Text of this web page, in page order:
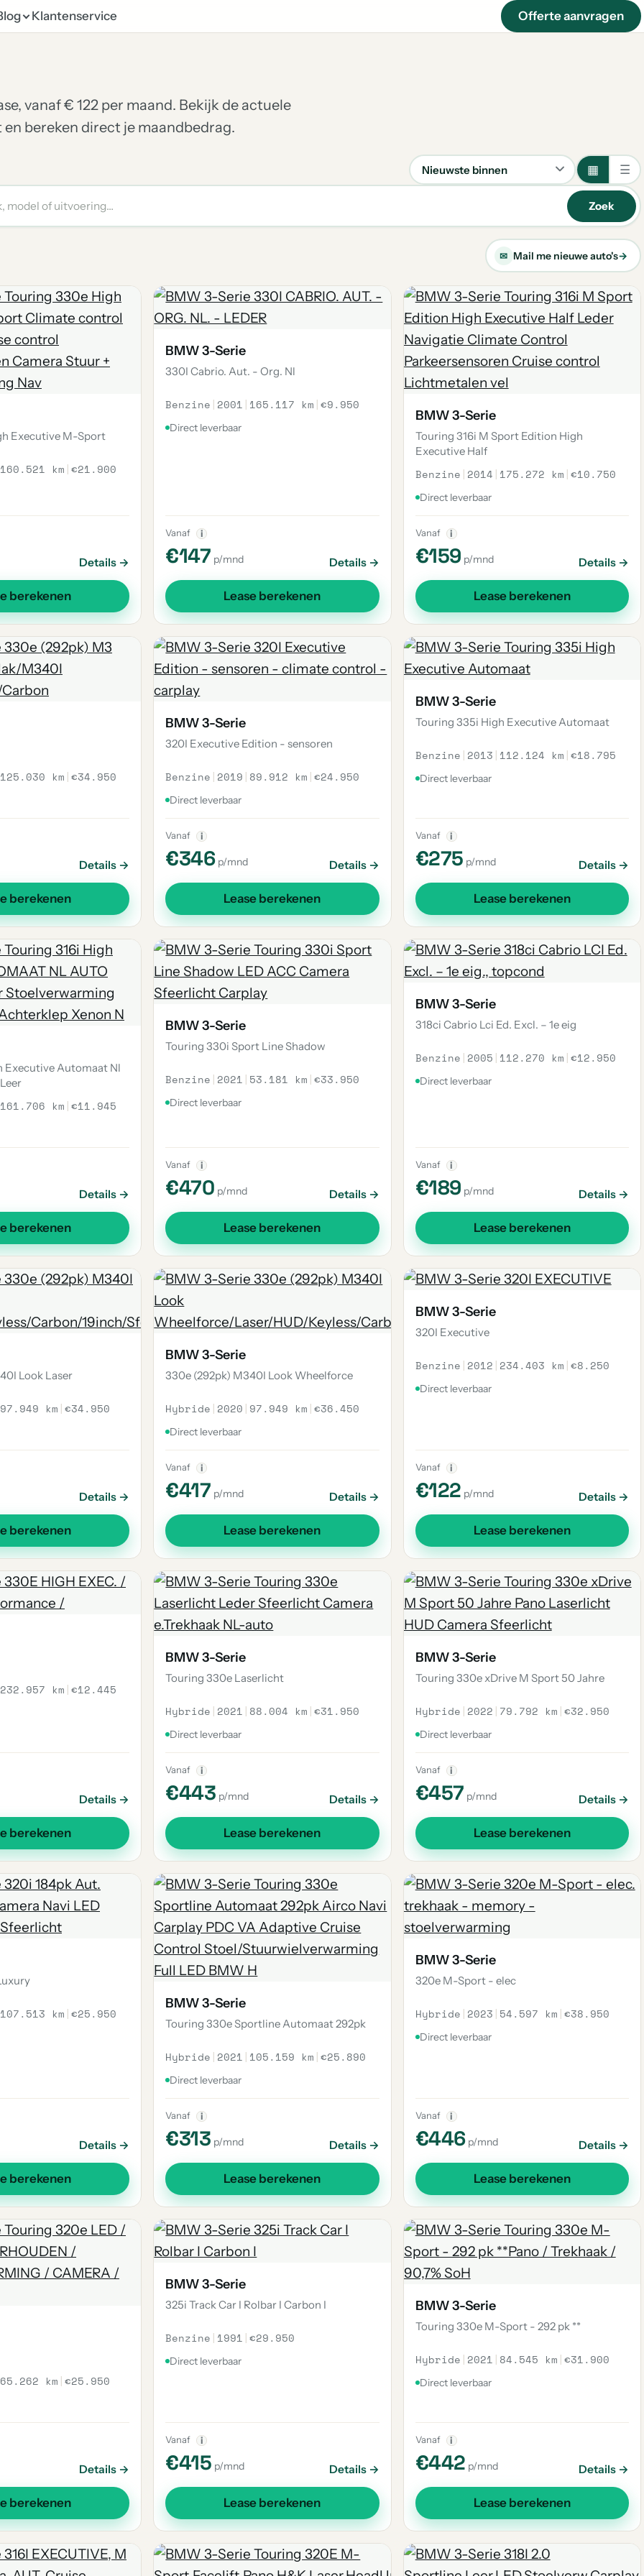
Klantenservice Offerte aanvragen
vanaf € 122 per maand. Bekijk de actuele
bereken direct je maandbedrag.
Sorteren
▦ ☰
Zoek
✉ Mail me nieuwe auto's→
Executive M-Sport
160.521 km |€21.900
Details →
berekenen
BMW 3-Serie
330I Cabrio. Aut. - Org. Nl
Benzine | 2001 | 165.117 km |€9.950
Direct leverbaar
Vanaf i
€147 p/mnd Details →
Lease berekenen
BMW 3-Serie
Touring 316i M Sport Edition High
Executive Half
Benzine | 2014 | 175.272 km |€10.750
Direct leverbaar
Vanaf i
€159 p/mnd Details →
Lease berekenen
125.030 km |€34.950
Details →
berekenen
BMW 3-Serie
320I Executive Edition - sensoren
Benzine | 2019 | 89.912 km |€24.950
Direct leverbaar
Vanaf i
€346 p/mnd Details →
Lease berekenen
BMW 3-Serie
Touring 335i High Executive Automaat
Benzine | 2013 | 112.124 km |€18.795
Direct leverbaar
Vanaf i
€275 p/mnd Details →
Lease berekenen
Executive Automaat Nl
161.706 km |€11.945
Details →
berekenen
BMW 3-Serie
Touring 330i Sport Line Shadow
Benzine | 2021 | 53.181 km |€33.950
Direct leverbaar
Vanaf i
€470 p/mnd Details →
Lease berekenen
BMW 3-Serie
318ci Cabrio Lci Ed. Excl. – 1e eig
Benzine | 2005 | 112.270 km |€12.950
Direct leverbaar
Vanaf i
€189 p/mnd Details →
Lease berekenen
Look Laser
97.949 km |€34.950
Details →
berekenen
BMW 3-Serie
330e (292pk) M340I Look Wheelforce
Hybride | 2020 | 97.949 km |€36.450
Direct leverbaar
Vanaf i
€417 p/mnd Details →
Lease berekenen
BMW 3-Serie
320I Executive
Benzine | 2012 | 234.403 km |€8.250
Direct leverbaar
Vanaf i
€122 p/mnd Details →
Lease berekenen
232.957 km |€12.445
Details →
berekenen
BMW 3-Serie
Touring 330e Laserlicht
Hybride | 2021 | 88.004 km |€31.950
Direct leverbaar
Vanaf i
€443 p/mnd Details →
Lease berekenen
BMW 3-Serie
Touring 330e xDrive M Sport 50 Jahre
Hybride | 2022 | 79.792 km |€32.950
Direct leverbaar
Vanaf i
€457 p/mnd Details →
Lease berekenen
107.513 km |€25.950
Details →
berekenen
BMW 3-Serie
Touring 330e Sportline Automaat 292pk
Hybride | 2021 | 105.159 km |€25.890
Direct leverbaar
Vanaf i
€313 p/mnd Details →
Lease berekenen
BMW 3-Serie
320e M-Sport - elec
Hybride | 2023 | 54.597 km |€38.950
Direct leverbaar
Vanaf i
€446 p/mnd Details →
Lease berekenen
65.262 km |€25.950
Details →
berekenen
BMW 3-Serie
325i Track Car I Rolbar I Carbon I
Benzine | 1991 |€29.950
Direct leverbaar
Vanaf i
€415 p/mnd Details →
Lease berekenen
BMW 3-Serie
Touring 330e M-Sport - 292 pk **
Hybride | 2021 | 84.545 km |€31.900
Direct leverbaar
Vanaf i
€442 p/mnd Details →
Lease berekenen